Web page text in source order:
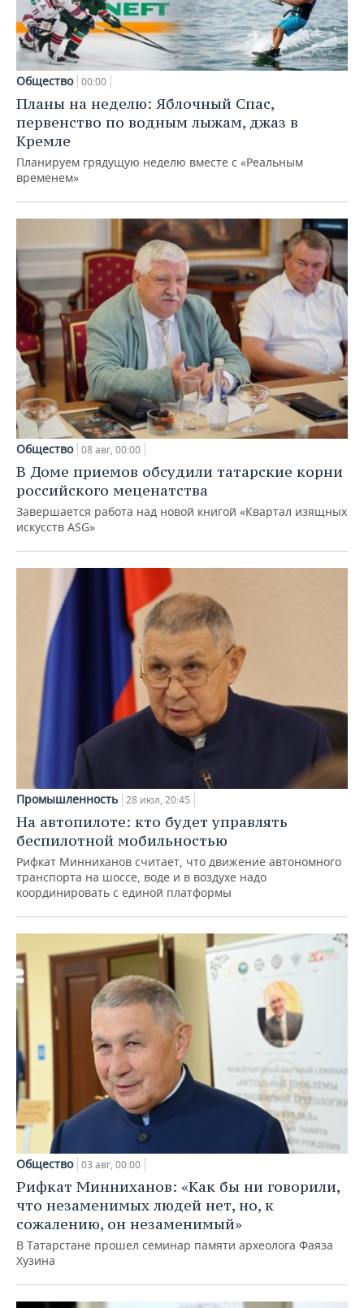
Общество 00:00
Планы на неделю: Яблочный Спас,
первенство по водным лыжам, джаз в
Кремле
Планируем грядущую неделю вместе с «Реальным
временем»
Общество 08 авг, 00:00
В Доме приемов обсудили татарские корни
российского меценатства
Завершается работа над новой книгой «Квартал изящных
искусств ASG»
Промышленность 28 июл, 20:45
На автопилоте: кто будет управлять
беспилотной мобильностью
Рифкат Минниханов считает, что движение автономного
транспорта на шоссе, воде и в воздухе надо
координировать с единой платформы
Общество 03 авг, 00:00
Рифкат Минниханов: «Как бы ни говорили,
что незаменимых людей нет, но, к
сожалению, он незаменимый»
В Татарстане прошел семинар памяти археолога Фаяза
Хузина